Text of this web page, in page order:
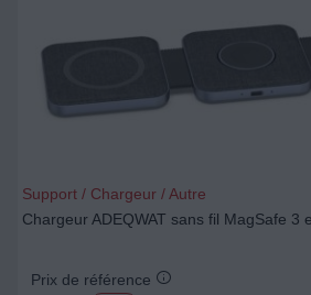
Support / Chargeur / Autre
Chargeur ADEQWAT sans fil MagSafe 3
Prix de référence